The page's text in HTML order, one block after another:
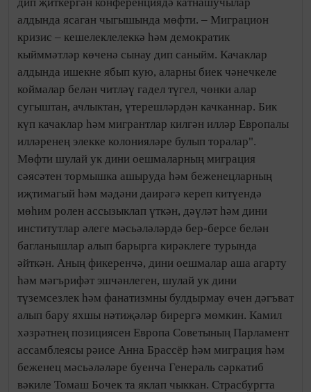
алдында ясаган чыгышында мөфти. – Миграцион
кризис – кешелеклелеккә һәм демократик
кыйммәтләр көченә сынау дип саныйм. Качаклар
алдында ишекне ябып кую, аларны биек чәнечкеле
коймалар белән читләү гадел түгел, чөнки алар
сугыштан, ачлыктан, үтерешләрдән качканнар. Бик
күп качаклар һәм мигрантлар килгән илләр Европалы
илләренең элекке колонияләре булып торалар".
Мөфти шулай ук дини оешмаларның миграция
сәясәтен тормышка ашыруда һәм беженецларның
иҗтимагый һәм мәдәни даирәгә кереп китүендә
мөһим ролен ассызыклап үткән, дәүләт һәм дини
институтлар әлеге мәсьәләләрдә бер-берсе белән
багланышлар алып барырга кирәклеге турында
әйткән. Аның фикеренчә, дини оешмалар аша агарту
һәм мәгърифәт эшчәнлеген, шулай ук дини
түземсезлек һәм фанатизмны булдырмау өчен дәгъват
алып бару яхшы нәтиҗәләр бирергә мөмкин. Камил
хәзрәтнең позициясен Европа Советының Парламент
ассамблеясы рәисе Анна Брассёр һәм миграция һәм
беженец мәсьәләләре буенча Генераль сәркатиб
вәкиле Томаш Бочек та яклап чыккан. Страсбургта